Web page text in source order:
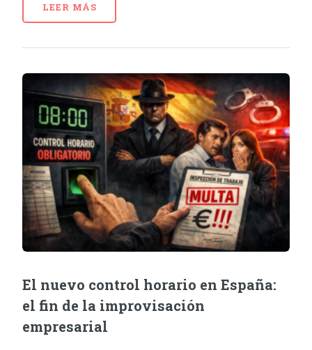
LEER MÁS
El nuevo control horario en España:
el fin de la improvisación
empresarial